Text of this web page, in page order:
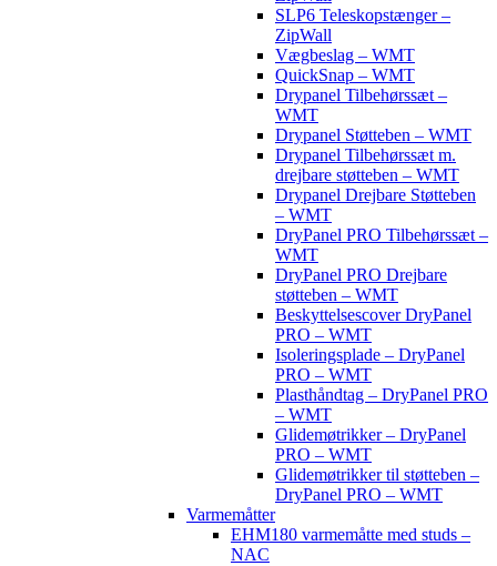
SLP6 Teleskopstænger –
ZipWall
Vægbeslag – WMT
QuickSnap – WMT
Drypanel Tilbehørssæt –
WMT
Drypanel Støtteben – WMT
Drypanel Tilbehørssæt m.
drejbare støtteben – WMT
Drypanel Drejbare Støtteben
– WMT
DryPanel PRO Tilbehørssæt –
WMT
DryPanel PRO Drejbare
støtteben – WMT
Beskyttelsescover DryPanel
PRO – WMT
Isoleringsplade – DryPanel
PRO – WMT
Plasthåndtag – DryPanel PRO
– WMT
Glidemøtrikker – DryPanel
PRO – WMT
Glidemøtrikker til støtteben –
DryPanel PRO – WMT
Varmemåtter
EHM180 varmemåtte med studs –
NAC